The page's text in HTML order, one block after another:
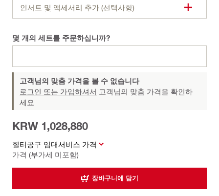
인서트 및 액세서리 추가 (선택사항)
몇 개의 세트를 주문하십니까?
고객님의 맞춤 가격을 볼 수 없습니다
로그인 또는 가입하셔서 고객님의 맞춤 가격을 확인하
세요
힐티공구 임대서비스 가격
가격 (부가세 미포함)
KRW 1,028,880
장바구니에 담기